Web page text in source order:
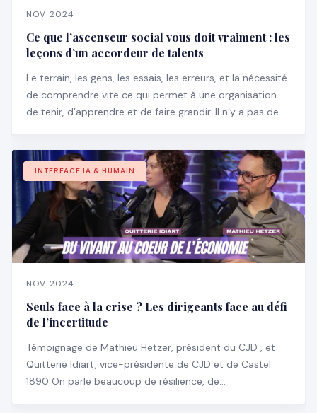
NOV 2024
Ce que l’ascenseur social vous doit vraiment : les
leçons d’un accordeur de talents
Le terrain, les gens, les essais, les erreurs, et la nécessité
de comprendre vite ce qui permet à une organisation
de tenir, d’apprendre et de faire grandir. Il n’y a pas de
INTERFACE IA & HUMAIN
NOV 2024
Seuls face à la crise ? Les dirigeants face au défi
de l’incertitude
Témoignage de Mathieu Hetzer, président du CJD , et
Quitterie Idiart, vice-présidente de CJD et de Castel
1890 On parle beaucoup de résilience, de